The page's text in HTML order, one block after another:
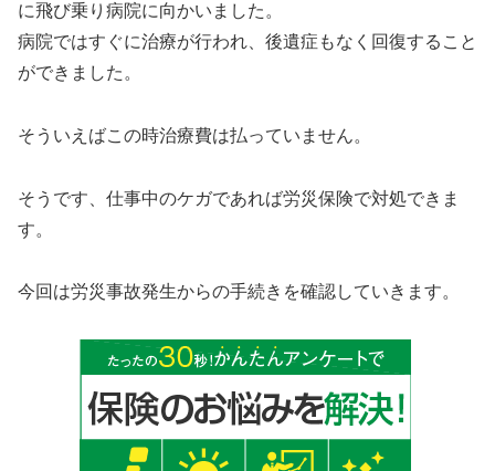
に飛び乗り病院に向かいました。
病院ではすぐに治療が行われ、後遺症もなく回復すること
ができました。
そういえばこの時治療費は払っていません。
そうです、仕事中のケガであれば労災保険で対処できま
す。
今回は労災事故発生からの手続きを確認していきます。